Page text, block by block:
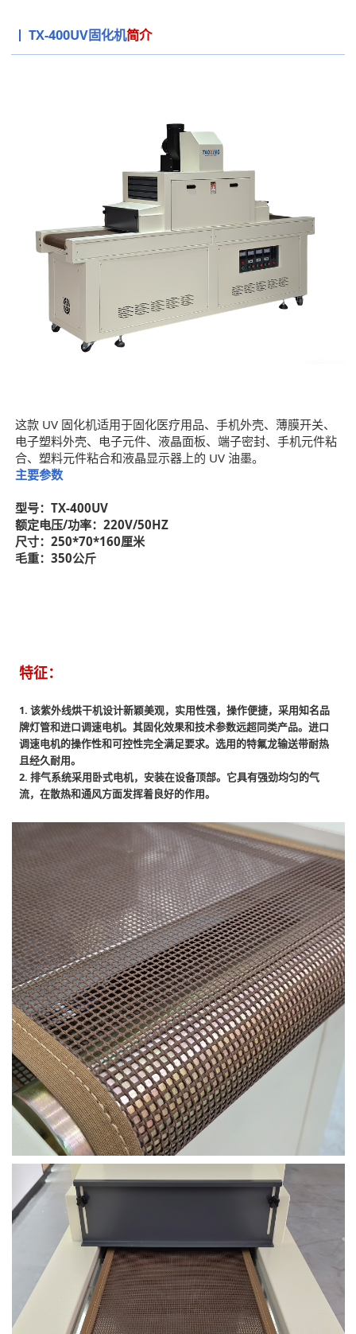
TX-400UV固化机简介
这款 UV 固化机适用于固化医疗用品、手机外壳、薄膜开关、
电子塑料外壳、电子元件、液晶面板、端子密封、手机元件粘
合、塑料元件粘合和液晶显示器上的 UV 油墨。
主要参数
型号：TX-400UV
额定电压/功率：220V/50HZ
尺寸：250*70*160厘米
毛重：350公斤
特征：
1. 该紫外线烘干机设计新颖美观，实用性强，操作便捷，采用知名品
牌灯管和进口调速电机。其固化效果和技术参数远超同类产品。进口
调速电机的操作性和可控性完全满足要求。选用的特氟龙输送带耐热
且经久耐用。
2. 排气系统采用卧式电机，安装在设备顶部。它具有强劲均匀的气
流，在散热和通风方面发挥着良好的作用。